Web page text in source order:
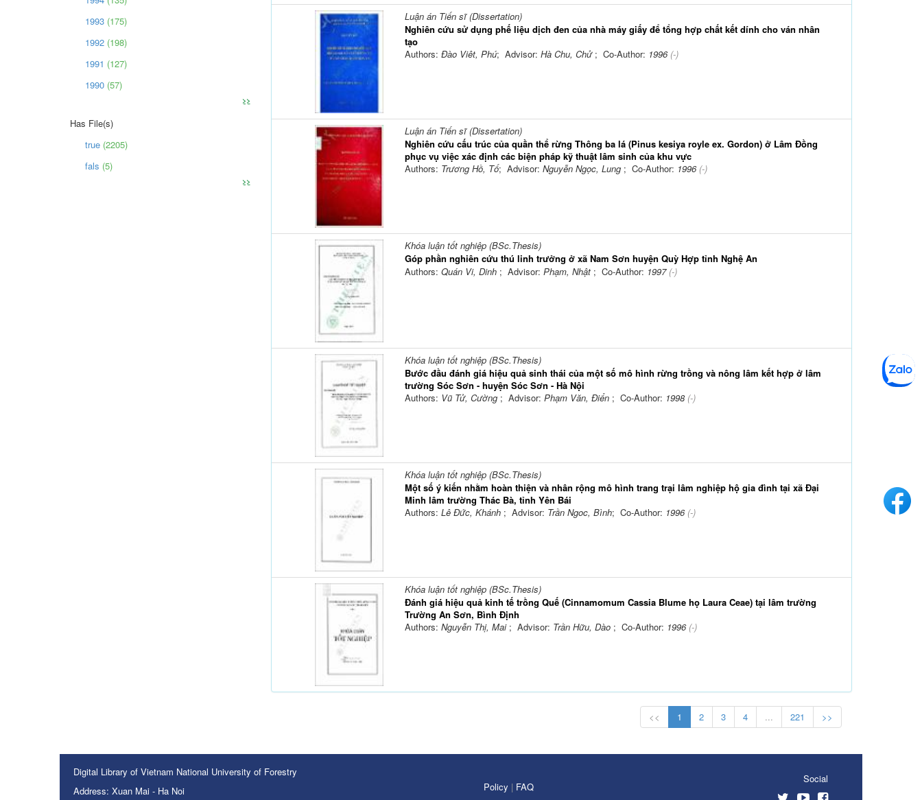
1993 (175)
1992 (198)
1991 (127)
1990 (57)
>>
Has File(s)
true (2205)
fals (5)
>>
Luận án Tiến sĩ (Dissertation)
Nghiên cứu sử dụng phế liệu dịch đen của nhà máy giấy để tổng hợp chất kết dính cho ván nhân
tạo
Authors: Đào Viêt, Phú; Advisor: Hà Chu, Chử ; Co-Author: 1996(-)
Luận án Tiến sĩ (Dissertation)
Nghiên cứu cấu trúc của quần thể rừng Thông ba lá (Pinus kesiya royle ex. Gordon) ở Lâm Đồng
phục vụ việc xác định các biện pháp kỹ thuật lâm sinh của khu vực
Authors: Trương Hồ, Tố; Advisor: Nguyễn Ngọc, Lung ; Co-Author: 1996(-)
Khóa luận tốt nghiệp (BSc.Thesis)
Góp phần nghiên cứu thú linh trưởng ở xã Nam Sơn huyện Quỳ Hợp tỉnh Nghệ An
Authors: Quán Vi, Dinh ; Advisor: Phạm, Nhật ; Co-Author: 1997(-)
Khóa luận tốt nghiệp (BSc.Thesis)
Bước đầu đánh giá hiệu quả sinh thái của một số mô hình rừng trồng và nông lâm kết hợp ở lâm
trường Sóc Sơn - huyện Sóc Sơn - Hà Nội
Authors: Vũ Tử, Cường ; Advisor: Phạm Văn, Điển ; Co-Author: 1998(-)
Khóa luận tốt nghiệp (BSc.Thesis)
Một số ý kiến nhằm hoàn thiện và nhân rộng mô hình trang trại lâm nghiệp hộ gia đình tại xã Đại
Minh lâm trường Thác Bà, tỉnh Yên Bái
Authors: Lê Đức, Khánh ; Advisor: Trần Ngoc, Bình; Co-Author: 1996(-)
Khóa luận tốt nghiệp (BSc.Thesis)
Đánh giá hiệu quả kinh tế trồng Quế (Cinnamomum Cassia Blume họ Laura Ceae) tại lâm trường
Trường An Sơn, Bình Định
Authors: Nguyễn Thị, Mai ; Advisor: Trần Hữu, Dào ; Co-Author: 1996(-)
<< 1 2 3 4 ... 221 >>
Digital Library of Vietnam National University of Forestry
Address: Xuan Mai - Ha Noi
Policy | FAQ
Social